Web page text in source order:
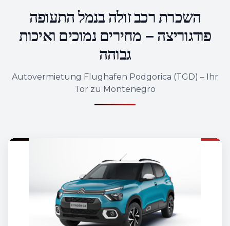
השכרת רכב זולה בנמל התעופה
פודגוריצה – מחירים נמוכים ואיכות
גבוהה
Autovermietung Flughafen Podgorica (TGD) – Ihr
Tor zu Montenegro